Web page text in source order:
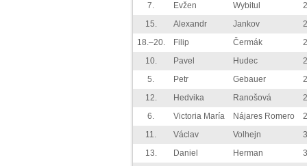
7.
Evžen Wybitul
2
15.
Alexandr Jankov
2
18.–20.
Filip Čermák
2
10.
Pavel Hudec
2
5.
Petr Gebauer
2
12.
Hedvika Ranošová
2
6.
Victoria María Nájares Romero
2
11.
Václav Volhejn
3
13.
Daniel Herman
3